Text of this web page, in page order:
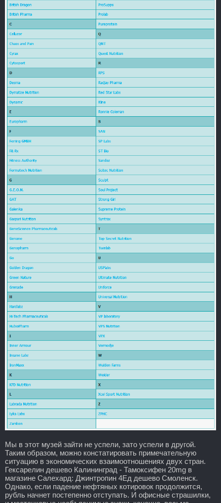
Мы в этот музей зайти не успели, зато успели в другой.
Таким образом, можно констатировать примечательную
ситуацию в экономических взаимоотношениях двух стран.
Гексарелин дешево Калининград - Тамоксифен 20mg в
магазине Салехард: Джинтропин 4Ед дешево Смоленск.
Однако, если падение нефтяных котировок продолжится,
рубль начнет постепенно отступать. И офисные страшилки,